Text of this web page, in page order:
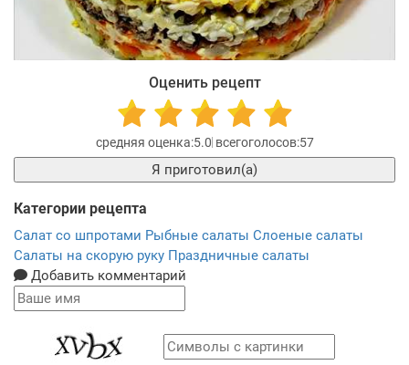
Оценить рецепт
5.0 57
Я приготовил(а)
Категории рецепта
Салат со шпротами Рыбные салаты Слоеные салаты
Салаты на скорую руку Праздничные салаты
Добавить комментарий